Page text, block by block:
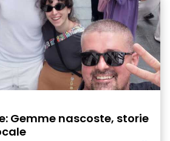
Gemme nascoste, storie